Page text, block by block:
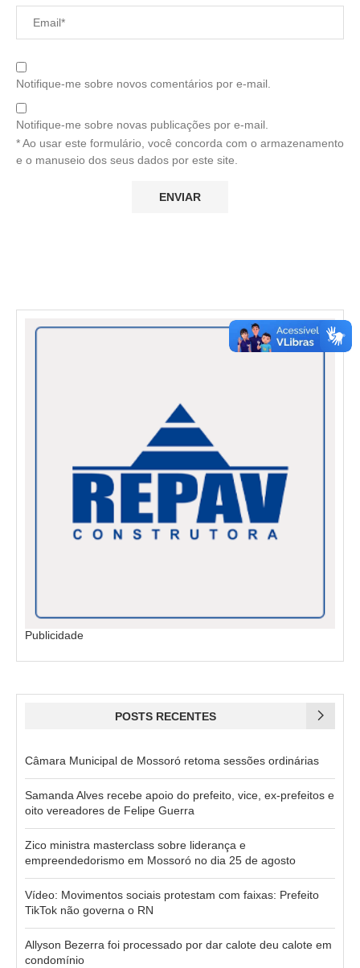
Notifique-me sobre novos comentários por e-mail.
Notifique-me sobre novas publicações por e-mail.
* Ao usar este formulário, você concorda com o armazenamento
e o manuseio dos seus dados por este site.
Publicidade
POSTS RECENTES
Câmara Municipal de Mossoró retoma sessões ordinárias
Samanda Alves recebe apoio do prefeito, vice, ex-prefeitos e
oito vereadores de Felipe Guerra
Zico ministra masterclass sobre liderança e
empreendedorismo em Mossoró no dia 25 de agosto
Vídeo: Movimentos sociais protestam com faixas: Prefeito
TikTok não governa o RN
Allyson Bezerra foi processado por dar calote deu calote em
condomínio